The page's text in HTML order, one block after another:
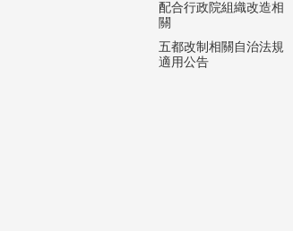
配合行政院組織改造相
關
五都改制相關自治法規
適用公告